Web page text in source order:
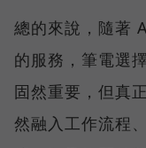
總的來說，隨著
的服務，筆電選
固然重要，但真
然融入工作流程